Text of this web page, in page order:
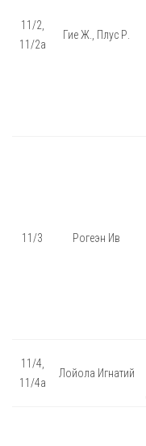
11/2,
11/2а
Гие Ж., Плус Р.
11/3 Рогеэн Ив
11/4,
11/4а
Лойола Игнатий